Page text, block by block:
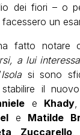
dei fiori – o
un
fatto notare
a lui
Isola si sono
il
e Khady
e Matilde
Zuccarello,